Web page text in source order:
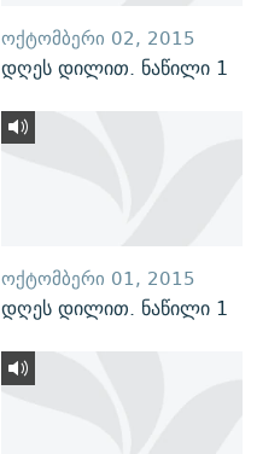
ᲝᲥᲢᲝᲛᲑᲔᲠᲘ 02, 2015
დღეს დილით. ნაწილი 1
ᲝᲥᲢᲝᲛᲑᲔᲠᲘ 01, 2015
დღეს დილით. ნაწილი 1